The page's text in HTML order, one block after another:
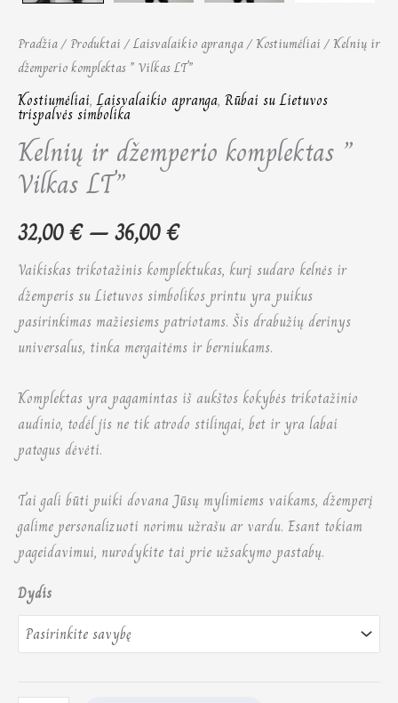
Pradžia/ Produktai/Laisvalaikio apranga/Kostiumėliai/ Kelnių ir
džemperio komplektas ” Vilkas LT”
Kostiumėliai,Laisvalaikio apranga, Rūbai su Lietuvos
trispalvės simbolika
Kelnių ir džemperio komplektas ”
Vilkas LT”
32,00€ –36,00€
Vaikiskas trikotažinis komplektukas, kurį sudaro kelnės ir
džemperis su Lietuvos simbolikos printu yra puikus
pasirinkimas mažiesiems patriotams. Šis drabužių derinys
universalus, tinka mergaitėms ir berniukams.
Komplektas yra pagamintas iš aukštos kokybės trikotažinio
audinio, todėl jis ne tik atrodo stilingai, bet ir yra labai
patogus dėvėti.
Tai gali būti puiki dovana Jūsų mylimiems vaikams, džemperį
galime personalizuoti norimu užrašu ar vardu. Esant tokiam
pageidavimui, nurodykite tai prie užsakymo pastabų.
Dydis